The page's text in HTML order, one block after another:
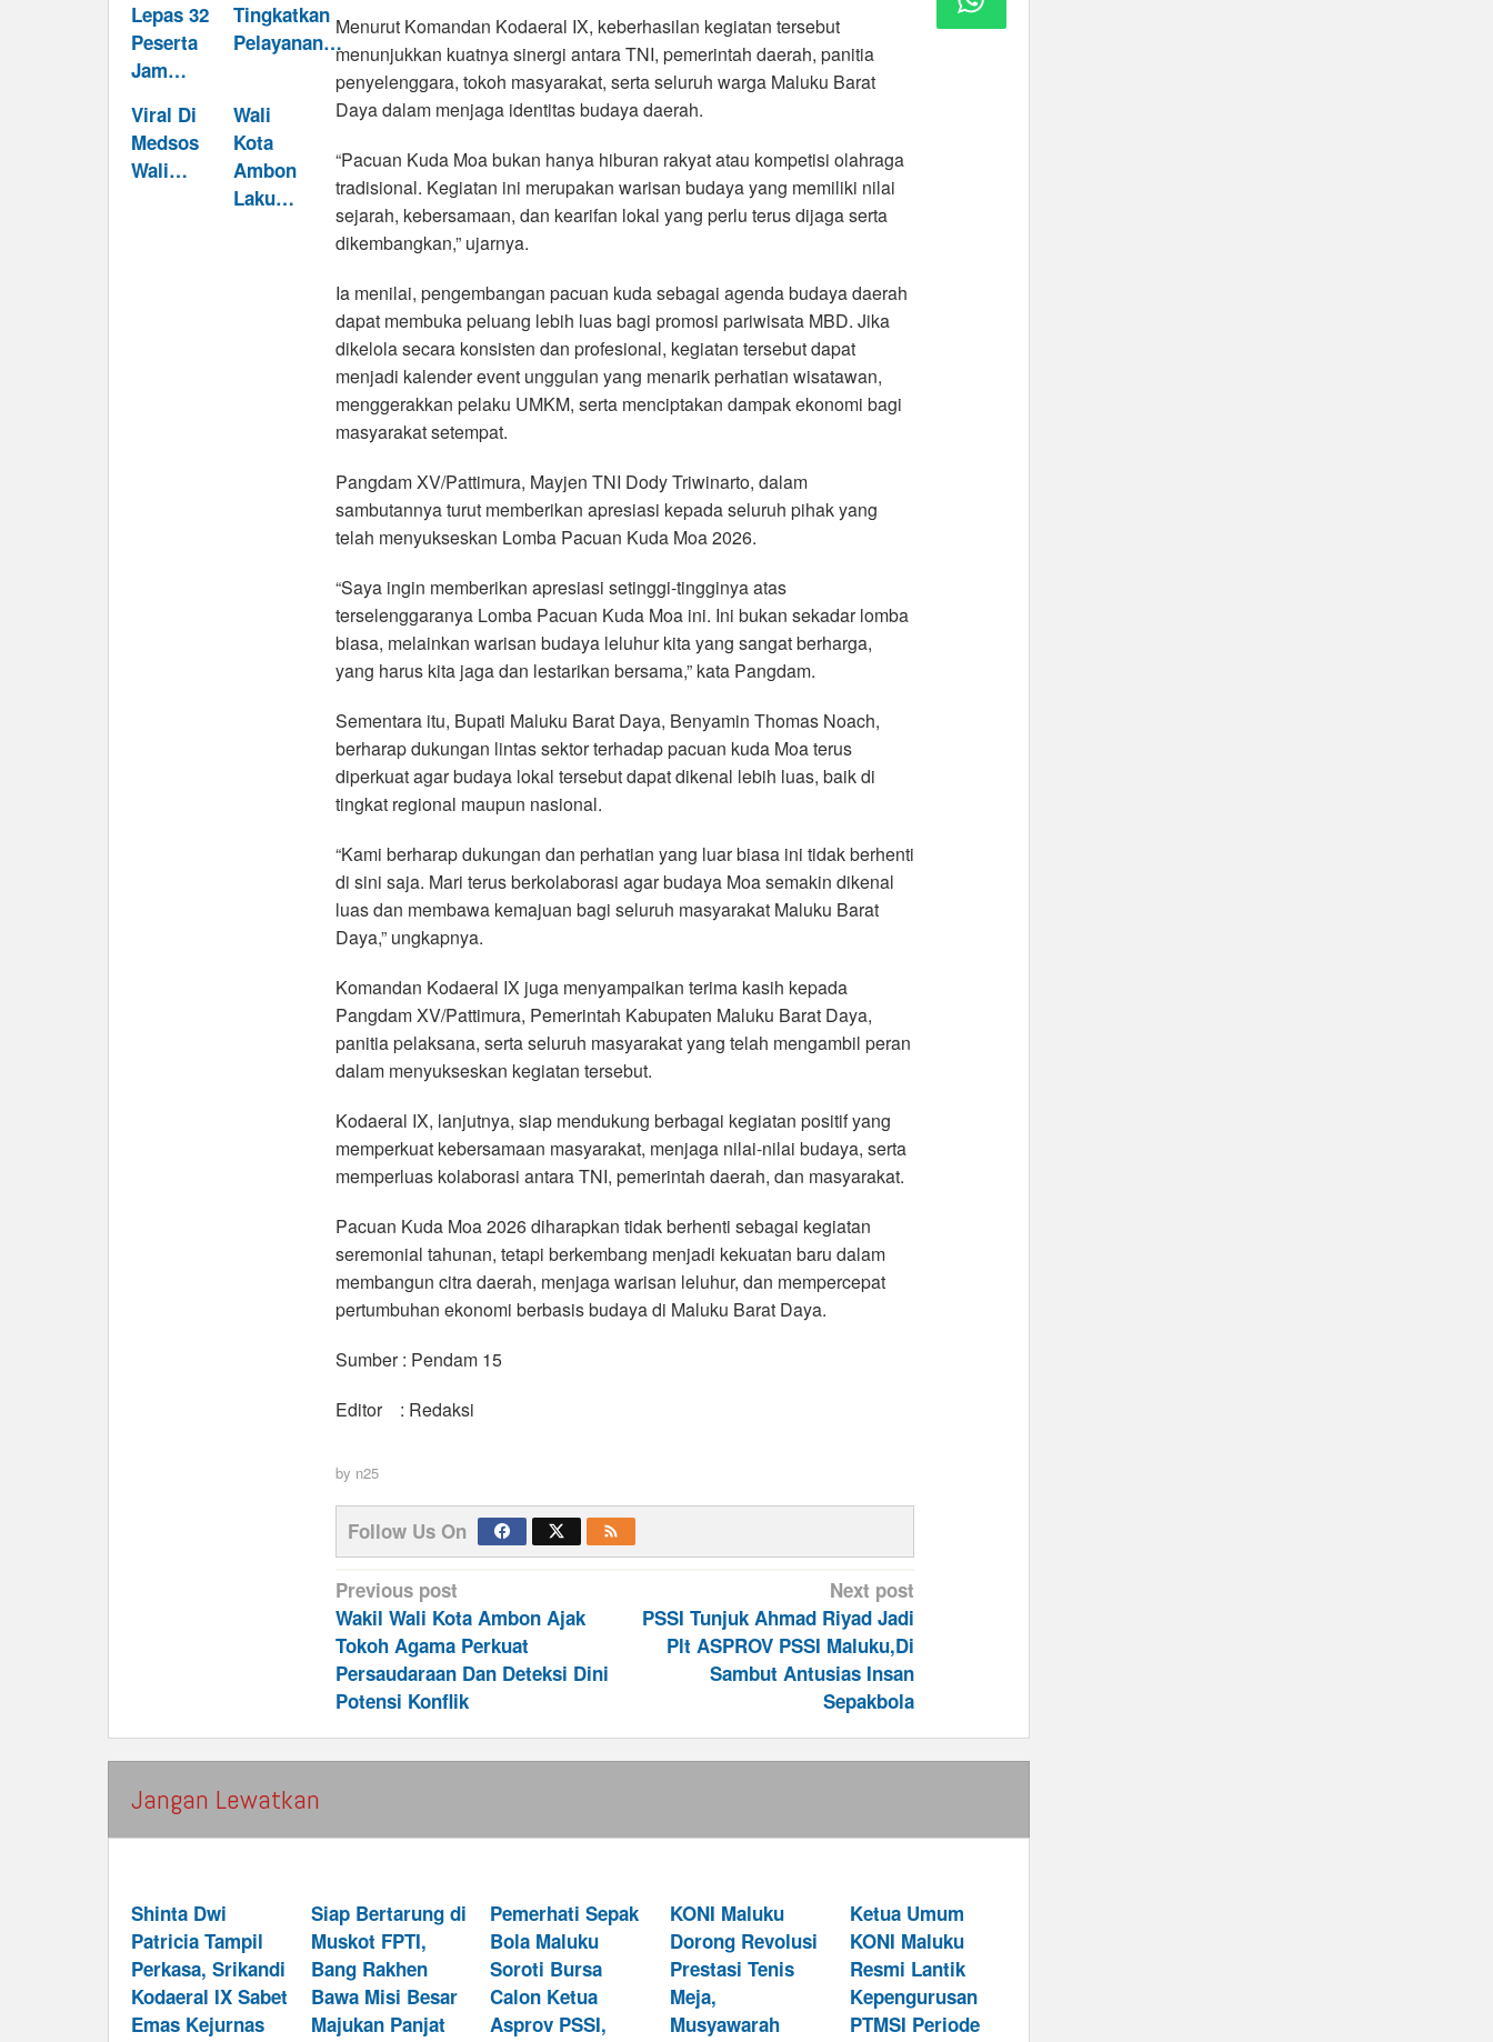
Lepas 32
Peserta
Jam…
Tingkatkan
Pelayanan…
Viral Di
Medsos
Wali…
Wali
Kota
Ambon
Laku…
Menurut Komandan Kodaeral IX, keberhasilan kegiatan tersebut
menunjukkan kuatnya sinergi antara TNI, pemerintah daerah, panitia
penyelenggara, tokoh masyarakat, serta seluruh warga Maluku Barat
Daya dalam menjaga identitas budaya daerah.
“Pacuan Kuda Moa bukan hanya hiburan rakyat atau kompetisi olahraga
tradisional. Kegiatan ini merupakan warisan budaya yang memiliki nilai
sejarah, kebersamaan, dan kearifan lokal yang perlu terus dijaga serta
dikembangkan,” ujarnya.
Ia menilai, pengembangan pacuan kuda sebagai agenda budaya daerah
dapat membuka peluang lebih luas bagi promosi pariwisata MBD. Jika
dikelola secara konsisten dan profesional, kegiatan tersebut dapat
menjadi kalender event unggulan yang menarik perhatian wisatawan,
menggerakkan pelaku UMKM, serta menciptakan dampak ekonomi bagi
masyarakat setempat.
Pangdam XV/Pattimura, Mayjen TNI Dody Triwinarto, dalam
sambutannya turut memberikan apresiasi kepada seluruh pihak yang
telah menyukseskan Lomba Pacuan Kuda Moa 2026.
“Saya ingin memberikan apresiasi setinggi-tingginya atas
terselenggaranya Lomba Pacuan Kuda Moa ini. Ini bukan sekadar lomba
biasa, melainkan warisan budaya leluhur kita yang sangat berharga,
yang harus kita jaga dan lestarikan bersama,” kata Pangdam.
Sementara itu, Bupati Maluku Barat Daya, Benyamin Thomas Noach,
berharap dukungan lintas sektor terhadap pacuan kuda Moa terus
diperkuat agar budaya lokal tersebut dapat dikenal lebih luas, baik di
tingkat regional maupun nasional.
“Kami berharap dukungan dan perhatian yang luar biasa ini tidak berhenti
di sini saja. Mari terus berkolaborasi agar budaya Moa semakin dikenal
luas dan membawa kemajuan bagi seluruh masyarakat Maluku Barat
Daya,” ungkapnya.
Komandan Kodaeral IX juga menyampaikan terima kasih kepada
Pangdam XV/Pattimura, Pemerintah Kabupaten Maluku Barat Daya,
panitia pelaksana, serta seluruh masyarakat yang telah mengambil peran
dalam menyukseskan kegiatan tersebut.
Kodaeral IX, lanjutnya, siap mendukung berbagai kegiatan positif yang
memperkuat kebersamaan masyarakat, menjaga nilai-nilai budaya, serta
memperluas kolaborasi antara TNI, pemerintah daerah, dan masyarakat.
Pacuan Kuda Moa 2026 diharapkan tidak berhenti sebagai kegiatan
seremonial tahunan, tetapi berkembang menjadi kekuatan baru dalam
membangun citra daerah, menjaga warisan leluhur, dan mempercepat
pertumbuhan ekonomi berbasis budaya di Maluku Barat Daya.
Sumber : Pendam 15
Editor : Redaksi
by n25
Follow Us On
Post
navigation
Previous post
Wakil Wali Kota Ambon Ajak
Tokoh Agama Perkuat
Persaudaraan Dan Deteksi Dini
Potensi Konflik
Next post
PSSI Tunjuk Ahmad Riyad Jadi
Plt ASPROV PSSI Maluku,Di
Sambut Antusias Insan
Sepakbola
Jangan Lewatkan
Shinta Dwi
Patricia Tampil
Perkasa, Srikandi
Kodaeral IX Sabet
Emas Kejurnas
Siap Bertarung di
Muskot FPTI,
Bang Rakhen
Bawa Misi Besar
Majukan Panjat
Pemerhati Sepak
Bola Maluku
Soroti Bursa
Calon Ketua
Asprov PSSI,
KONI Maluku
Dorong Revolusi
Prestasi Tenis
Meja,
Musyawarah
Ketua Umum
KONI Maluku
Resmi Lantik
Kepengurusan
PTMSI Periode